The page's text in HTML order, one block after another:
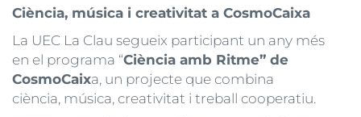
Ciència, música i creativitat a CosmoCaixa
La UEC La Clau segueix participant un any més
en el programa “Ciència amb Ritme” de
CosmoCaixa, un projecte que combina
ciència, música, creativitat i treball cooperatiu.